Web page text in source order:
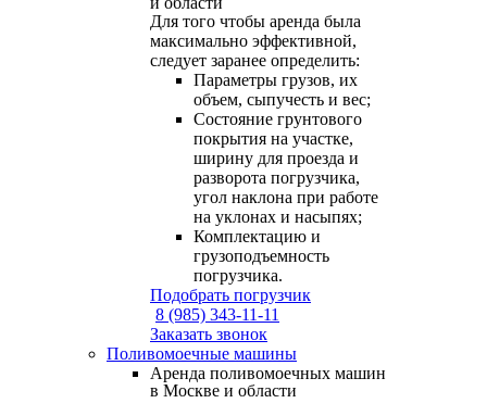
Для того чтобы аренда была
максимально эффективной,
следует заранее определить:
Параметры грузов, их
объем, сыпучесть и вес;
Состояние грунтового
покрытия на участке,
ширину для проезда и
разворота погрузчика,
угол наклона при работе
на уклонах и насыпях;
Комплектацию и
грузоподъемность
погрузчика.
Подобрать погрузчик
8 (985) 343-11-11
Заказать звонок
Поливомоечные машины
Аренда поливомоечных машин
в Москве и области